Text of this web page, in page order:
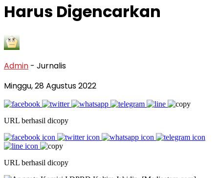
Harus Digencarkan
Admin - Jurnalis
Minggu, 28 Agustus 2022
URL berhasil dicopy
URL berhasil dicopy